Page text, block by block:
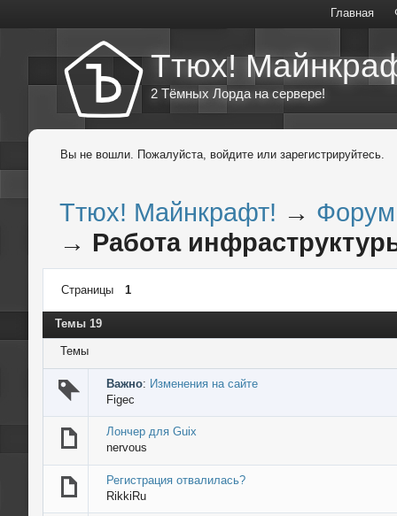
Главная
Ттюх!
2 Тёмных Лорда на сервере!
Вы не вошли. Пожалуйста, войдите или зарегистрируйтесь.
Ттюх! Майнкрафт! → Форум
→ Работа
Страницы 1
Темы 19
Темы
Важно: Изменения на сайте
Figec
Лончер для Guix
nervous
Регистрация отвалилась?
RikkiRu